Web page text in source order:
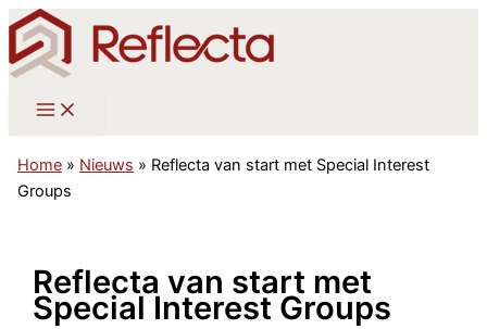
Ga
naar
de
inhoud
Home» Nieuws » Reflecta van start met Special Interest
Groups
Reflecta van start met
Special Interest Groups